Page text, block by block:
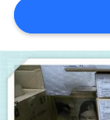
SITEMAP